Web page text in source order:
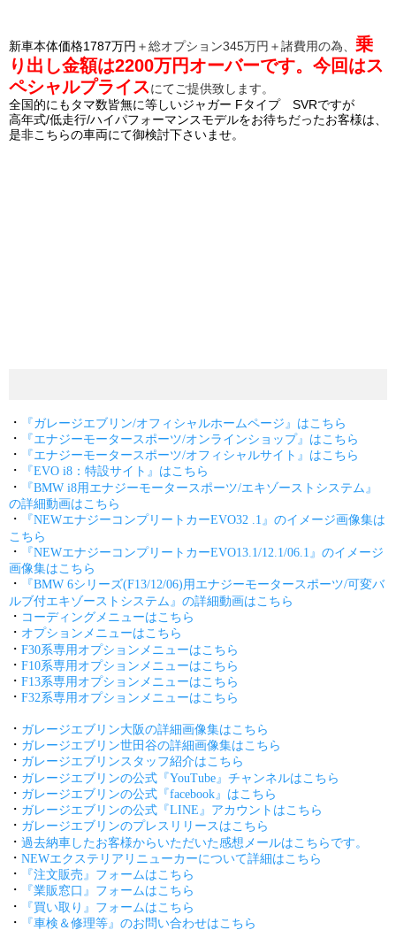
新車本体価格1787万円 ＋総オプション345万円＋諸費用の為、 乗
り出し金額は2200万円オーバーです。 今回はス
ペシャルプライスにてご提供致します。
全国的にもタマ数皆無に等しいジャガー Fタイプ SVRですが
高年式/低走行/ハイパフォーマンスモデルをお待ちだったお客様は、
是非こちらの車両にて御検討下さいませ。
・
『ガレージエブリン/オフィシャルホームページ』はこちら
・
『エナジーモータースポーツ/オンラインショップ』はこちら
・
『エナジーモータースポーツ/オフィシャルサイト』はこちら
・
『EVO i8：特設サイト』はこちら
・
『BMW i8用エナジーモータースポーツ/エキゾーストシステム』
の詳細動画はこちら
・
『NEWエナジーコンプリートカーEVO32 .1』のイメージ画像集は
こちら
・
『NEWエナジーコンプリートカーEVO13.1/12.1/06.1』のイメージ
画像集はこちら
・
『BMW 6シリーズ(F13/12/06)用エナジーモータースポーツ/可変バ
ルブ付エキゾーストシステム』の詳細動画はこちら
・ コーディングメニューはこちら
・ オプションメニューはこちら
・ F30系専用オプションメニューはこちら
・ F10系専用オプションメニューはこちら
・ F13系専用オプションメニューはこちら
・ F32系専用オプションメニューはこちら
・ ガレージエブリン大阪の詳細画像集はこちら
・ ガレージエブリン世田谷の詳細画像集はこちら
・ ガレージエブリンスタッフ紹介はこちら
・ ガレージエブリンの公式『YouTube』チャンネルはこちら
・ ガレージエブリンの公式『facebook』はこちら
・ ガレージエブリンの公式『LINE』アカウントはこちら
・ ガレージエブリンのプレスリリースはこちら
・ 過去納車したお客様からいただいた感想メールはこちらです。
・ NEWエクステリアリニューカーについて詳細はこちら
・
『注文販売』フォームはこちら
・
『業販窓口』フォームはこちら
・
『買い取り』フォームはこちら
・
『車検＆修理等』のお問い合わせはこちら